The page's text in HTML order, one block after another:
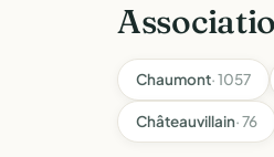
Chaumont· 1057
Châteauvillain· 76